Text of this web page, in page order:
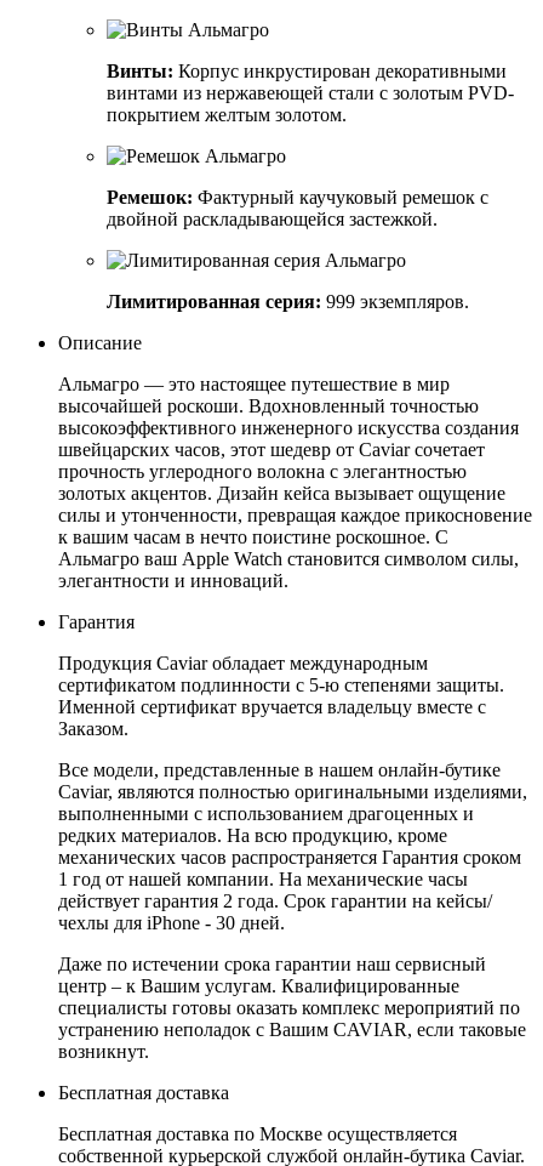
Винты: Корпус инкрустирован декоративными
винтами из нержавеющей стали с золотым PVD-
покрытием желтым золотом.
Ремешок: Фактурный каучуковый ремешок с
двойной раскладывающейся застежкой.
Лимитированная серия: 999 экземпляров.
Описание
Альмагро — это настоящее путешествие в мир
высочайшей роскоши. Вдохновленный точностью
высокоэффективного инженерного искусства создания
швейцарских часов, этот шедевр от Caviar сочетает
прочность углеродного волокна с элегантностью
золотых акцентов. Дизайн кейса вызывает ощущение
силы и утонченности, превращая каждое прикосновение
к вашим часам в нечто поистине роскошное. С
Альмагро ваш Apple Watch становится символом силы,
элегантности и инноваций.
Гарантия
Продукция Caviar обладает международным
сертификатом подлинности с 5-ю степенями защиты.
Именной сертификат вручается владельцу вместе с
Заказом.
Все модели, представленные в нашем онлайн-бутике
Caviar, являются полностью оригинальными изделиями,
выполненными с использованием драгоценных и
редких материалов. На всю продукцию, кроме
механических часов распространяется Гарантия сроком
1 год от нашей компании. На механические часы
действует гарантия 2 года. Срок гарантии на кейсы/
чехлы для iPhone - 30 дней.
Даже по истечении срока гарантии наш сервисный
центр – к Вашим услугам. Квалифицированные
специалисты готовы оказать комплекс мероприятий по
устранению неполадок с Вашим CAVIAR, если таковые
возникнут.
Бесплатная доставка
Бесплатная доставка по Москве осуществляется
собственной курьерской службой онлайн-бутика Caviar.